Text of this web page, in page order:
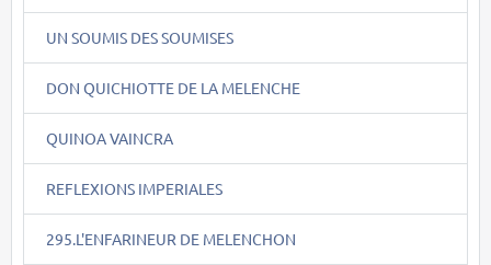
UN SOUMIS DES SOUMISES
DON QUICHIOTTE DE LA MELENCHE
QUINOA VAINCRA
REFLEXIONS IMPERIALES
295.L'ENFARINEUR DE MELENCHON